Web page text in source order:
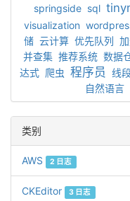
springside sql
visualization
储 云计算 优先队列
并查集 推荐系统 数据
达式 爬虫 程序员 线
自然语言
类别
AWS 2 日志
CKEditor 3 日志